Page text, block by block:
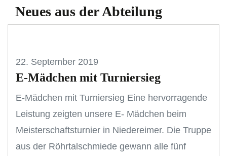
Neues aus der Abteilung
22. September 2019
E-Mädchen mit Turniersieg
E-Mädchen mit Turniersieg Eine hervorragende
Leistung zeigten unsere E- Mädchen beim
Meisterschaftsturnier in Niedereimer. Die Truppe
aus der Röhrtalschmiede gewann alle fünf